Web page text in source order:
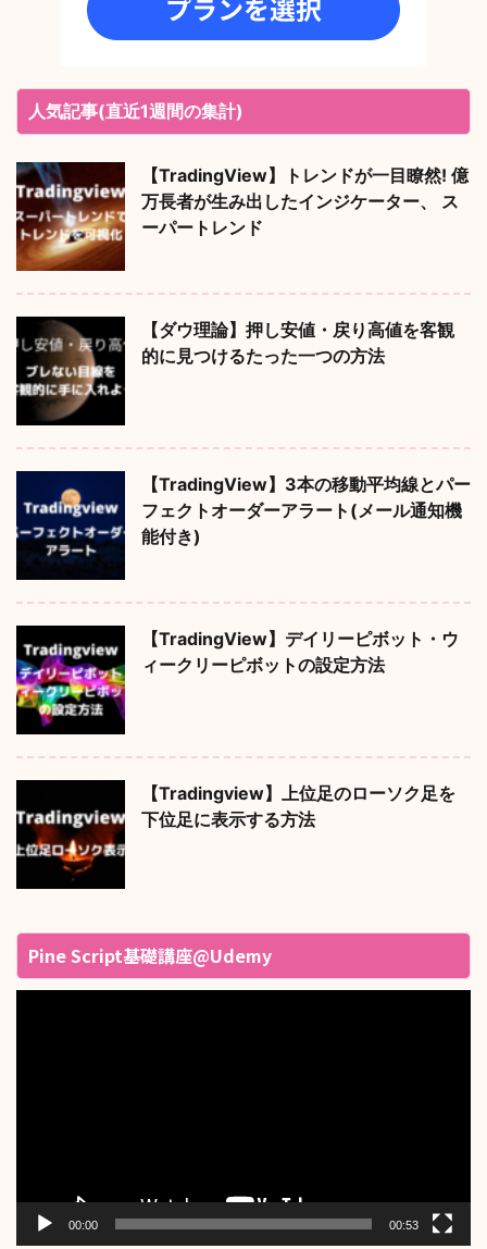
人気記事(直近1週間の集計)
【TradingView】トレンドが一目瞭然! 億
万長者が生み出したインジケーター、 ス
ーパートレンド
【ダウ理論】押し安値・戻り高値を客観
的に見つけるたった一つの方法
【TradingView】3本の移動平均線とパー
フェクトオーダーアラート(メール通知機
能付き)
【TradingView】デイリーピボット・ウ
ィークリーピボットの設定方法
【Tradingview】上位足のローソク足を
下位足に表示する方法
Pine Script基礎講座@Udemy
00:00 00:53